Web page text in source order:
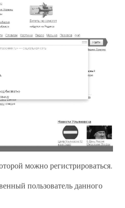
можно регистрироваться.
пользователь данного